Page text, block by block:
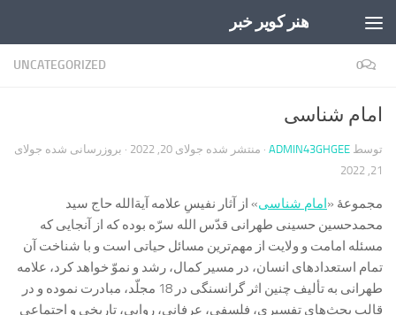
هنر کویر خبر
UNCATEGORIZED 0
امام شناسی
توسط ADMIN43GHGEE · منتشر شده جولای 20, 2022 · بروزرسانی شده جولای
21, 2022
مجموعۀ «امام شناسی» از آثار نفیسِ علامه آیة‌الله حاج سید
محمد‌حسین حسینی طهرانی قدّس الله سرّه بوده که از آنجایی که
مسئله امامت و ولایت از مهم‌ترین مسائل حیاتی است و با شناخت آن
تمام استعدادهای انسان، در مسیر کمال، رشد و نموّ خواهد کرد، علامه
طهرانی به تألیف چنین اثر گرانسنگی در 18 مجلّد، مبادرت نموده و در
قالبِ بحث‌های تفسیری، فلسفی، عرفانی، روایی، تاریخی و اجتماعی